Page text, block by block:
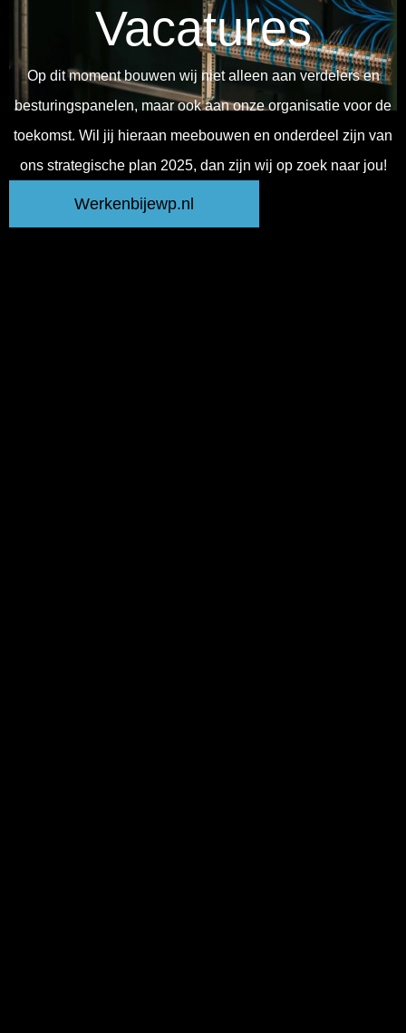
Vacatures
Op dit moment bouwen wij niet alleen aan verdelers en
besturingspanelen, maar ook aan onze organisatie voor de
toekomst. Wil jij hieraan meebouwen en onderdeel zijn van
ons strategische plan 2025, dan zijn wij op zoek naar jou!
Werkenbijewp.nl